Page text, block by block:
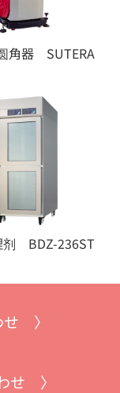
角器 SUTERA
剂 BDZ-236ST
せ 〉
せ 〉